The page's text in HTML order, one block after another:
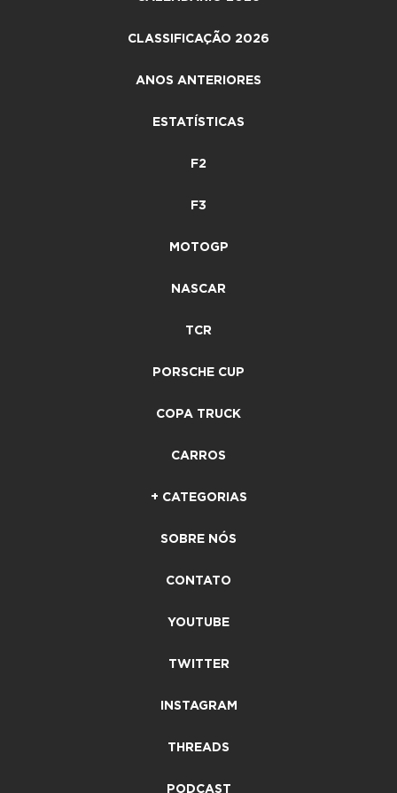
CLASSIFICAÇÃO 2026
ANOS ANTERIORES
ESTATÍSTICAS
F2
F3
MOTOGP
NASCAR
TCR
PORSCHE CUP
COPA TRUCK
CARROS
+ CATEGORIAS
SOBRE NÓS
CONTATO
YOUTUBE
TWITTER
INSTAGRAM
THREADS
PODCAST